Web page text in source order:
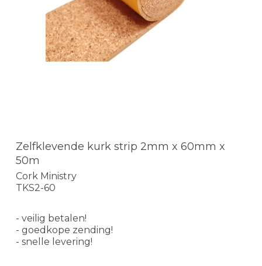
Zelfklevende kurk strip 2mm x 60mm x
50m
Cork Ministry
TKS2-60
- veilig betalen!
- goedkope zending!
- snelle levering!